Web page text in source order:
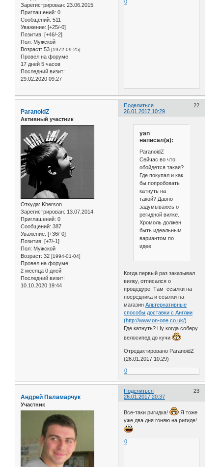
Зарегистрирован: 23.06.2015
Приглашений: 0
Сообщений: 511
Уважение: [+25/-0]
Позитив: [+46/-2]
Пол: Мужской
Возраст: 53 [1972-09-25]
Провел на форуме:
17 дней 5 часов
Последний визит:
29.02.2020 09:27
0
Поделиться
22
26.01.2017 10:29
ParanoidZ
Активный участник
Откуда: Kherson
Зарегистрирован: 13.07.2014
Приглашений: 0
Сообщений: 387
Уважение: [+36/-0]
Позитив: [+7/-1]
Пол: Мужской
Возраст: 32 [1994-01-04]
Провел на форуме:
2 месяца 0 дней
Последний визит:
10.10.2020 19:44
yan
написал(а):
ParanoidZ
Сейчас во что
обойдется такая?
Где покупал и как
бы попробовать
катнуть на
такой? Давно
задумываюсь о
регидной вилке.
Хромоль должен
быть идеальным
вариантом по
идее.
Когда первый раз заказывал
вилку, отписался о
процедуре. Там ссылки на
посредника и ссылки на
магазинАльтернативные
способы доставки с Англии
(http://www.on-one.co.uk/)
Где катнуть? Ну когда соберу
велосипед до кучи
Отредактировано ParanoidZ
(26.01.2017 10:29)
0
Поделиться
23
26.01.2017 20:37
Андрей Паламарчук
Участник
Все-таки ригидка!
Я тоже
уже два дня гоняю на ригиде!
0